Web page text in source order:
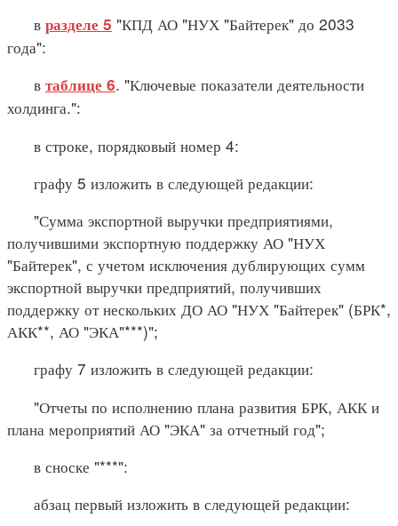
в разделе 5 "КПД АО "НУХ "Байтерек" до 2033
года":
в таблице 6. "Ключевые показатели деятельности
холдинга.":
в строке, порядковый номер 4:
графу 5 изложить в следующей редакции:
"Сумма экспортной выручки предприятиями,
получившими экспортную поддержку АО "НУХ
"Байтерек", с учетом исключения дублирующих сумм
экспортной выручки предприятий, получивших
поддержку от нескольких ДО АО "НУХ "Байтерек" (БРК*,
АКК**, АО "ЭКА"***)";
графу 7 изложить в следующей редакции:
"Отчеты по исполнению плана развития БРК, АКК и
плана мероприятий АО "ЭКА" за отчетный год";
в сноске "***":
абзац первый изложить в следующей редакции: